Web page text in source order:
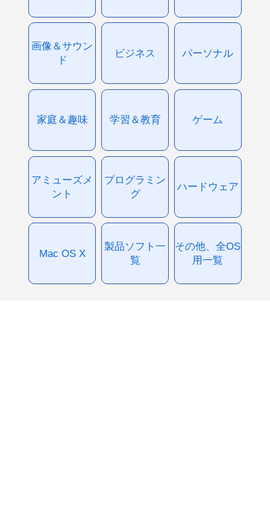
画像＆サウン
ド
ビジネス パーソナル
家庭＆趣味 学習＆教育 ゲーム
アミューズメ
ント
プログラミン
グ
ハードウェア
Mac OS X
製品ソフト一
覧
その他、全OS
用一覧